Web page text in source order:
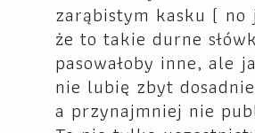
zarąbistym kasku ( no
że to takie durne
pasowałoby inne, ale
nie lubię zbyt
a przynajmniej nie